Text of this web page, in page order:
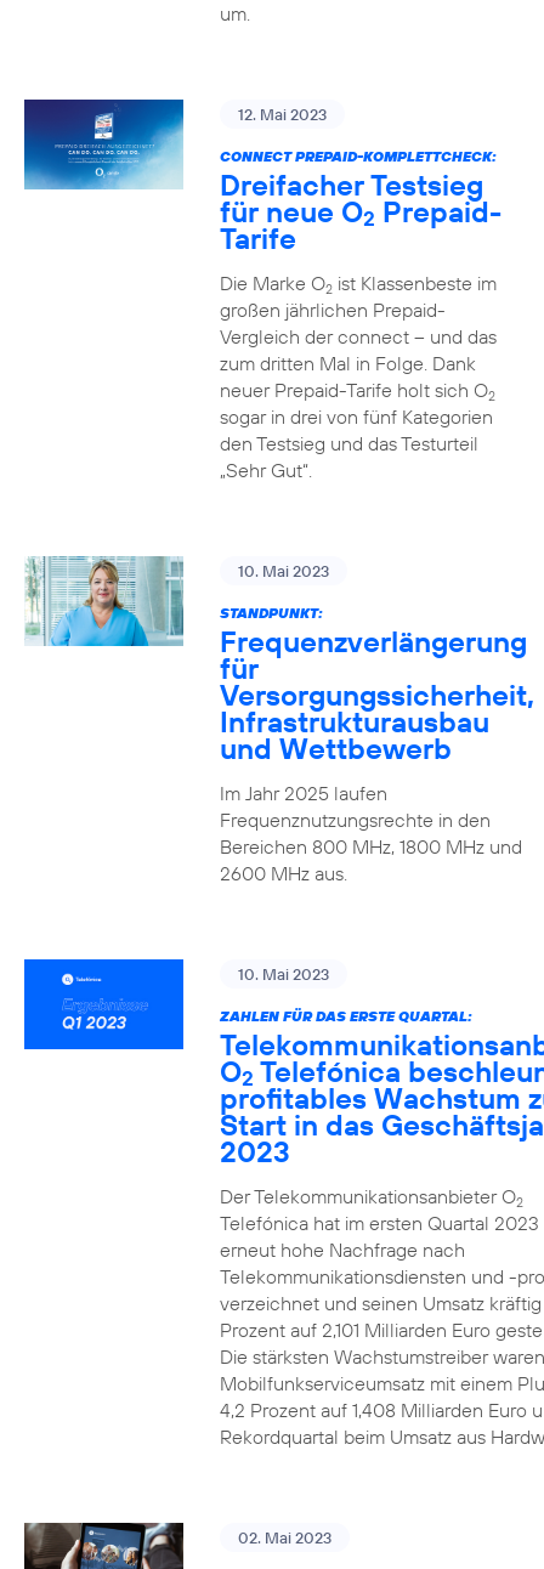
um.
12. Mai 2023
CONNECT PREPAID-KOMPLETTCHECK:
Dreifacher Testsieg
für neue O2 Prepaid-
Tarife
Die Marke O2ist Klassenbeste im
großen jährlichen Prepaid-
Vergleich der connect – und das
zum dritten Mal in Folge. Dank
neuer Prepaid-Tarife holt sich O2
sogar in drei von fünf Kategorien
den Testsieg und das Testurteil
„Sehr Gut“.
10. Mai 2023
STANDPUNKT:
Frequenzverlängerung
für
Versorgungssicherheit,
Infrastrukturausbau
und Wettbewerb
Im Jahr 2025 laufen
Frequenznutzungsrechte in den
Bereichen 800 MHz, 1800 MHz und
2600 MHz aus.
10. Mai 2023
ZAHLEN FÜR DAS ERSTE QUARTAL:
O2 Telefónica
profitables Wachstum
Start in das
2023
Der Telekommunikationsanbieter O2
Telefónica hat im ersten Quartal 2023
erneut hohe Nachfrage nach
Telekommunikationsdiensten und -
verzeichnet und seinen Umsatz
Prozent auf 2,101 Milliarden Euro
Die stärksten Wachstumstreiber
Mobilfunkserviceumsatz mit einem
4,2 Prozent auf 1,408 Milliarden Euro
Rekordquartal beim Umsatz aus
02. Mai 2023